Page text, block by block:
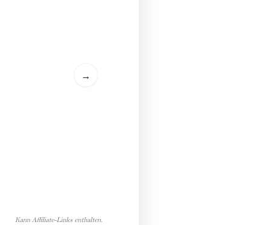
→
Kann Affiliate-Links enthalten.